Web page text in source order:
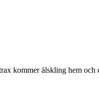
kommer älskling hem och